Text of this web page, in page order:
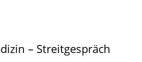
– Streitgespräch